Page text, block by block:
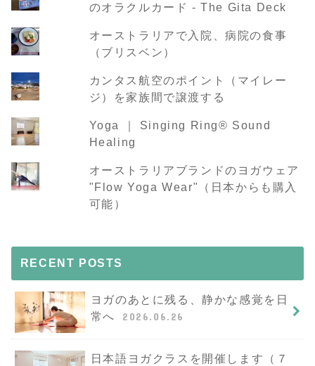
のオラクルカード - The Gita Deck
オーストラリアで入院、病院の食事
（ブリスベン）
カンタス航空のポイント（マイレー
ジ）を家族間で譲渡する
Yoga ｜ Singing Ring®︎ Sound
Healing
オーストラリアブランドのヨガウェア
"Flow Yoga Wear"（日本からも購入
可能）
RECENT POSTS
ヨガのあとに残る、静かな感覚を日
常へ
2026.06.26
日本語ヨガクラスを開催します（７